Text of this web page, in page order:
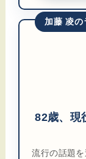
加藤 凌の
82歳、現
流行の話題